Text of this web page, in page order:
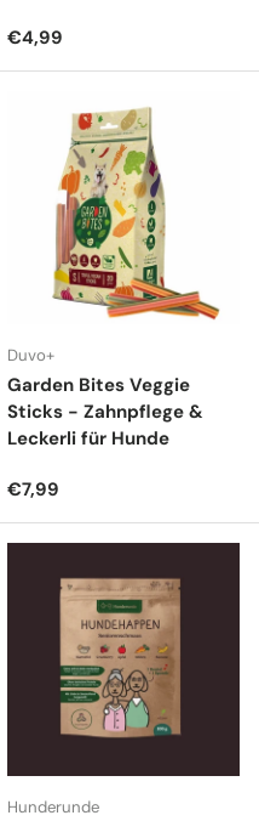
Normaler Preis
€4,99
Duvo+
Garden Bites Veggie
Sticks - Zahnpflege &
Leckerli für Hunde
Normaler Preis
€7,99
Hunderunde